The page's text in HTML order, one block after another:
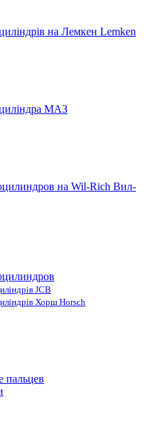
на Лемкен Lemken
МАЗ
на Wil-Rich Вил-
JCB
Хорш Horsch
пальцев